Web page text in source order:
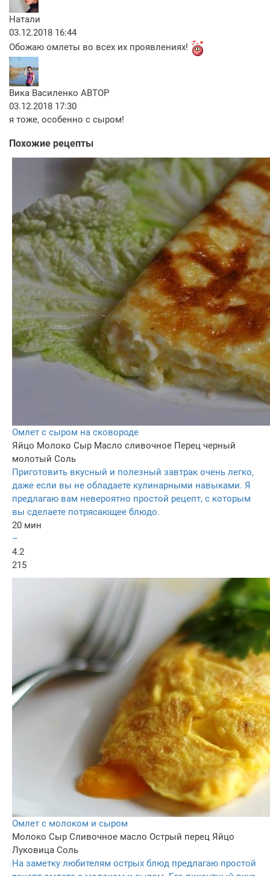
Натали
03.12.2018 16:44
Обожаю омлеты во всех их проявлениях!
Вика Василенко АВТОР
03.12.2018 17:30
я тоже, особенно с сыром!
Похожие рецепты
Омлет с сыром на сковороде
Яйцо Молоко Сыр Масло сливочное Перец черный
молотый Соль
Приготовить вкусный и полезный завтрак очень легко,
даже если вы не обладаете кулинарными навыками. Я
предлагаю вам невероятно простой рецепт, с которым
вы сделаете потрясающее блюдо.
20 мин
–
4.2
215
Омлет с молоком и сыром
Молоко Сыр Сливочное масло Острый перец Яйцо
Луковица Соль
На заметку любителям острых блюд предлагаю простой